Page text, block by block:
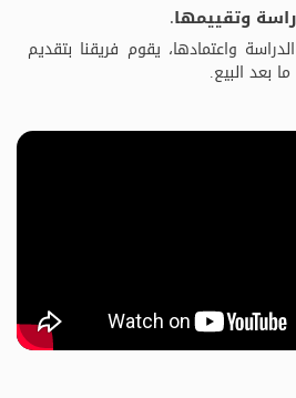
وتقييمها.
واعتمادها، يقوم فريقنا بتقديم
بعد البيع.